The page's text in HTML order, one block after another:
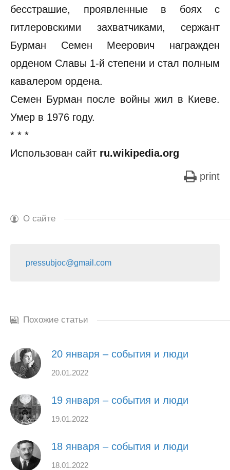
бесстрашие, проявленные в боях с
гитлеровскими захватчиками, сержант
Бурман Семен Меерович награжден
орденом Славы 1-й степени и стал полным
кавалером ордена.
Семен Бурман после войны жил в Киеве.
Умер в 1976 году.
* * *
Использован сайт ru.wikipedia.org
print
О сайте
pressubjoc@gmail.com
Похожие статьи
20 января – события и люди
20.01.2022
19 января – события и люди
19.01.2022
18 января – события и люди
18.01.2022